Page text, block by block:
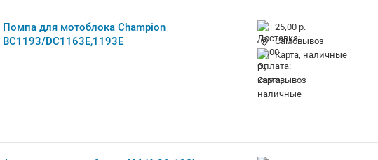
Помпа для мотоблока Champion
BC1193/DC1163E,1193E
25,00 р.
Самовывоз
карта, наличные